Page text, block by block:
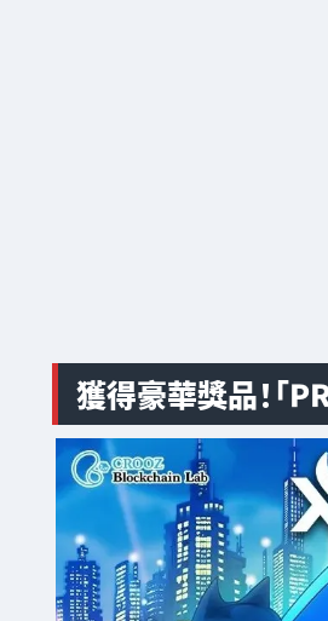
獲得豪華獎品！「